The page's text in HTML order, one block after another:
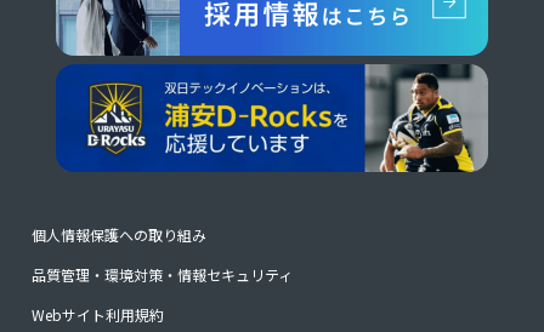
個人情報保護への取り組み
品質管理・環境対策・情報セキュリティ
Webサイト利用規約